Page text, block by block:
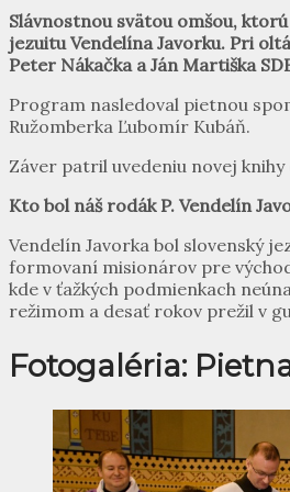
Slávnostnou svätou omšou,
jezuitu Vendelína Javorku. Pri
Peter Nákačka a Ján Martiška
Program nasledoval pietnou
Ružomberka Ľubomír Kubáň.
Záver patril uvedeniu novej
Kto bol náš rodák P. Vendelín
Vendelín Javorka bol slovenský
formovaní misionárov pre
kde v ťažkých podmienkach
režimom a desať rokov prežil v
Fotogaléria: